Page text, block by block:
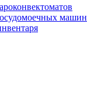
машин